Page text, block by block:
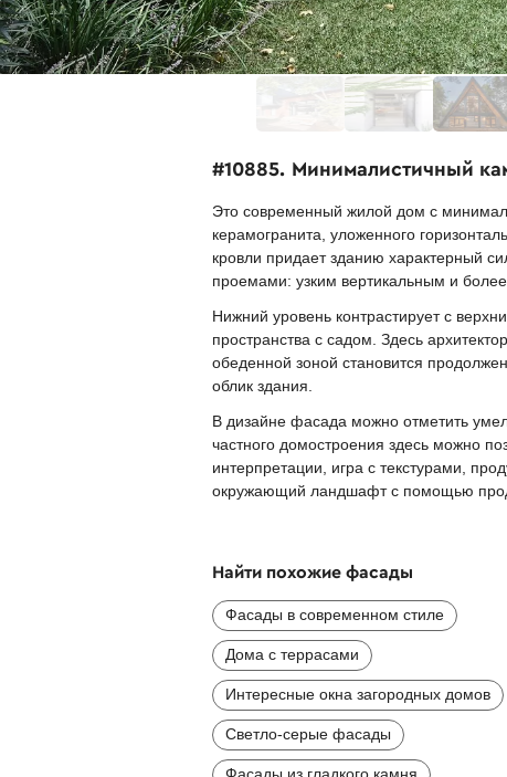
#10885. Минималистичный
Это современный жилой дом с
керамогранита, уложенного
кровли придает зданию характерный
проемами: узким вертикальным и
Нижний уровень контрастирует с
пространства с садом. Здесь
обеденной зоной становится
облик здания.
В дизайне фасада можно отметить
частного домостроения здесь можно
интерпретации, игра с текстурами,
окружающий ландшафт с помощью
Найти похожие фасады
Фасады в современном стиле
Дома с террасами
Интересные окна загородных домов
Светло-серые фасады
Фасады из гладкого камня